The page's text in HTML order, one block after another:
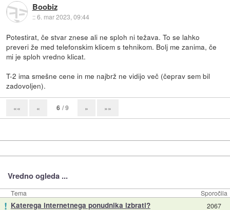
Boobiz
::6. mar 2023, 09:44
Potestirat, če stvar znese ali ne sploh ni težava. To se lahko
preveri že med telefonskim klicem s tehnikom. Bolj me zanima, če
mi je sploh vredno klicat.
T-2 ima smešne cene in me najbrž ne vidijo več (čeprav sem bil
zadovoljen).
«« « 6 / 9 » »»
Vredno ogleda ...
Tema Sporočila
! Katerega internetnega ponudnika izbrati? 2067